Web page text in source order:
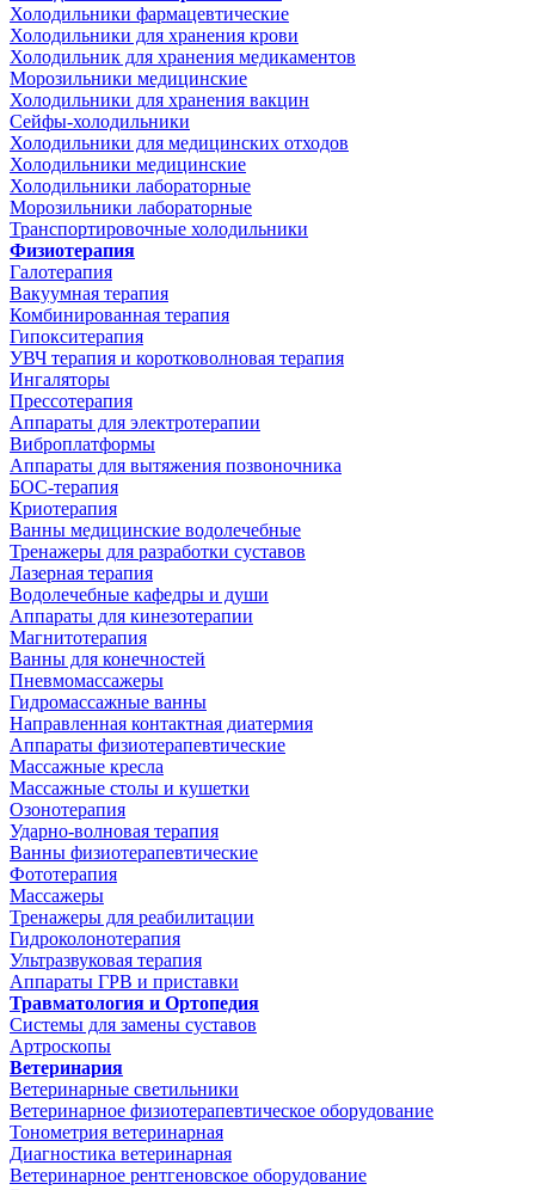
Холодильники фармацевтические
Холодильники для хранения крови
Холодильник для хранения медикаментов
Морозильники медицинские
Холодильники для хранения вакцин
Сейфы-холодильники
Холодильники для медицинских отходов
Холодильники медицинские
Холодильники лабораторные
Морозильники лабораторные
Транспортировочные холодильники
Физиотерапия
Галотерапия
Вакуумная терапия
Комбинированная терапия
Гипокситерапия
УВЧ терапия и коротковолновая терапия
Ингаляторы
Прессотерапия
Аппараты для электротерапии
Виброплатформы
Аппараты для вытяжения позвоночника
БОС-терапия
Криотерапия
Ванны медицинские водолечебные
Тренажеры для разработки суставов
Лазерная терапия
Водолечебные кафедры и души
Аппараты для кинезотерапии
Магнитотерапия
Ванны для конечностей
Пневмомассажеры
Гидромассажные ванны
Направленная контактная диатермия
Аппараты физиотерапевтические
Массажные кресла
Массажные столы и кушетки
Озонотерапия
Ударно-волновая терапия
Ванны физиотерапевтические
Фототерапия
Массажеры
Тренажеры для реабилитации
Гидроколонотерапия
Ультразвуковая терапия
Аппараты ГРВ и приставки
Травматология и Ортопедия
Системы для замены суставов
Артроскопы
Ветеринария
Ветеринарные светильники
Ветеринарное физиотерапевтическое оборудование
Тонометрия ветеринарная
Диагностика ветеринарная
Ветеринарное рентгеновское оборудование